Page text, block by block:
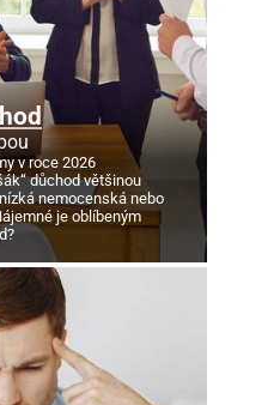
v roce 2026
důchod většinou
nemocenská nebo
je oblíbeným